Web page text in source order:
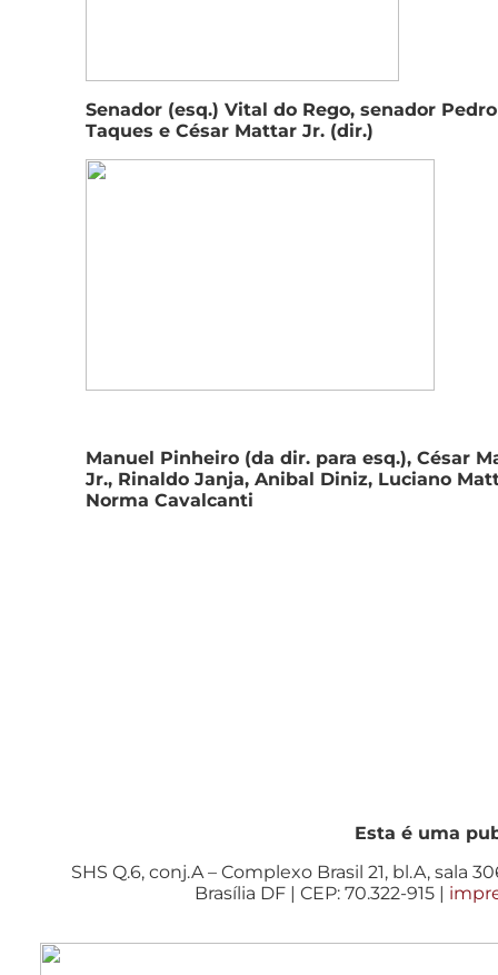
Senador (esq.) Vital do Rego, senador Pedro
Taques e César Mattar Jr. (dir.)
Manuel Pinheiro (da dir. para esq.), César
Jr., Rinaldo Janja, Anibal Diniz, Luciano
Norma Cavalcanti
Esta é uma
SHS Q.6, conj.A – Complexo Brasil 21, bl.A, sala
Brasília DF | CEP: 70.322-915 |